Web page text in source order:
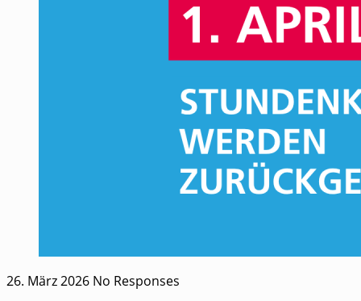
26. März 2026 No Responses